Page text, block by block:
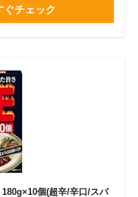
ぐチェック
個(超辛/辛口/スパ